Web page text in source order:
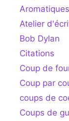
Aromatiques
Atelier
Bob Dylan
Citations
Coup de
Coup par
coups de
Coups de